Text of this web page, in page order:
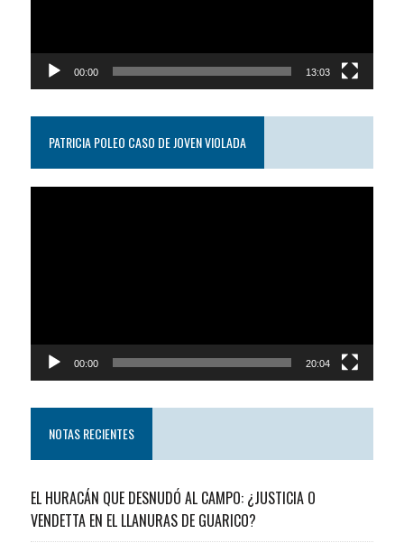
00:00 13:03
PATRICIA POLEO CASO DE JOVEN VIOLADA
00:00 20:04
NOTAS RECIENTES
EL HURACÁN QUE DESNUDÓ AL CAMPO: ¿JUSTICIA O
VENDETTA EN EL LLANURAS DE GUARICO?